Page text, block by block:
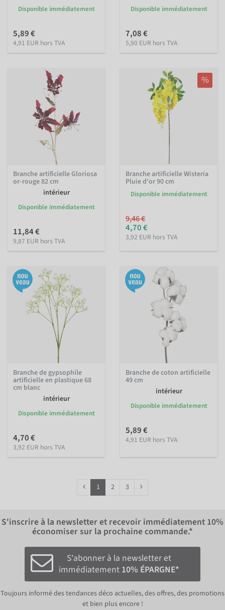
Disponible immédiatement
5,89 €
4,91 EUR hors TVA
Disponible immédiatement
7,08 €
5,90 EUR hors TVA
Branche artificielle Gloriosa
or-rouge 82 cm
intérieur
Disponible immédiatement
11,84 €
9,87 EUR hors TVA
%
Branche artificielle Wisteria
Pluie d'or 90 cm
Disponible immédiatement
9,46 €
4,70 €
3,92 EUR hors TVA
Branche de gypsophile
artificielle en plastique 68
cm blanc
intérieur
Disponible immédiatement
4,70 €
3,92 EUR hors TVA
Branche de coton artificielle
49 cm
intérieur
Disponible immédiatement
5,89 €
4,91 EUR hors TVA
1 2 3
S'inscrire à la newsletter et recevoir immédiatement 10%
économiser sur la prochaine commande.*
S'abonner à la newsletter et
immédiatement 10% ÉPARGNE*
Toujours informé des tendances déco actuelles, des offres, des promotions
et bien plus encore !